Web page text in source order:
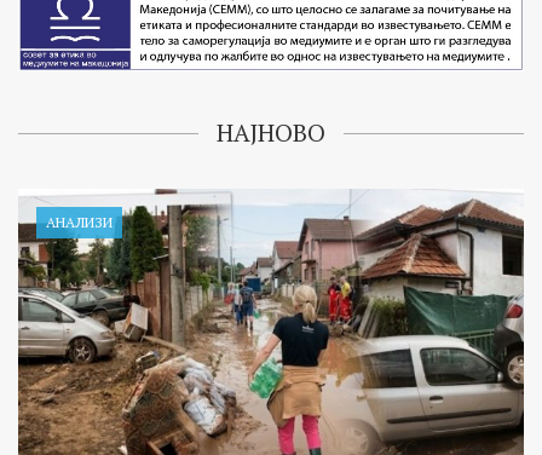
НАЈНОВО
АНАЛИЗИ